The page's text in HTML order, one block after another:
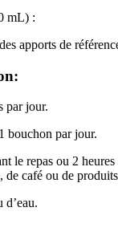
mL) :
apports de
par jour.
bouchon par jour.
le repas ou 2 heures
de café ou de
d’eau.